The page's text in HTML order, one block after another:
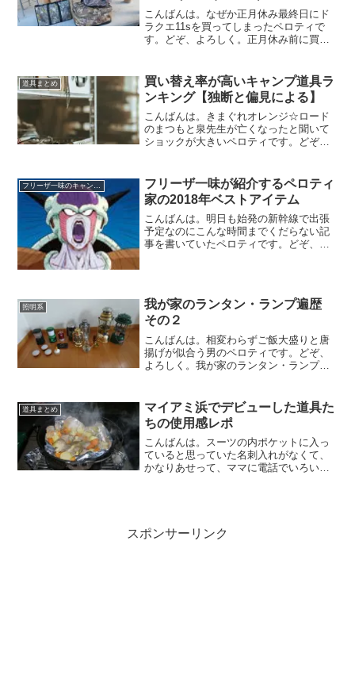
こんばんは。なぜか正月休み最終日にド
ラクエ11sを買ってしまったペロティで
す。どぞ、よろしく。正月休み前に買っ
ャンプ道具の振り返りです前回記事の続
きです。2020年...
道具まとめ
買い替え率が高いキャンプ道具ラ
ンキング【独断と偏見による】
こんばんは。きまぐれオレンジ☆ロード
のまつもと泉先生が亡くなったと聞いて
ショックが大きいペロティです。どぞ、
んでたなー。冥福をお祈りいたします。
キャンプ道具の買い替えに...
フリーザ一味のキャンプ談義シリーズ
フリーザ一味が紹介するペロティ
家の2018年ベストアイテム
こんばんは。明日も始発の新幹線で出張
予定なのにこんな時間までくだらない記
事を書いていたペロティです。どぞ、よ
ですよ、過去のシリーズは...
照明系
我が家のランタン・ランプ遍歴
その２
こんばんは。相変わらずご飯大盛りと唐
揚げが似合う男のペロティです。どぞ、
よろしく。我が家のランタン・ランプ遍
一応前回記事もご紹介しておきますね。
一応購入順に並べてます...
道具まとめ
マイアミ浜でデビューした道具た
ちの使用感レポ
こんばんは。スーツの内ポケットに入っ
ていると思っていた名刺入れがなくて、
かなりあせって、ママに電話でいろいろ
スポンサーリンク